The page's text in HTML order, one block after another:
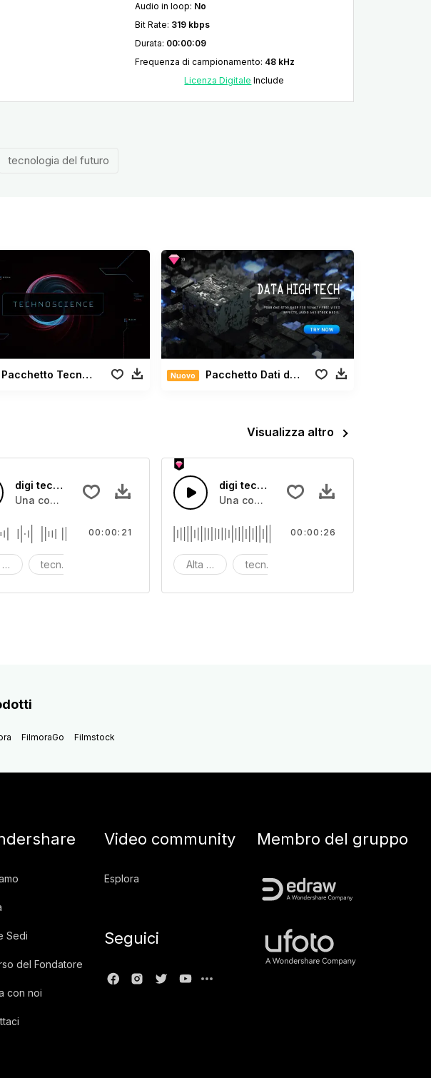
Audio in loop: No
Bit Rate: 319 kbps
Durata: 00:00:09
Frequenza di campionamento: 48 kHz
Licenza Digitale Include
tecnologia del futuro
Pacchetto Tecnoscienza Nuovo Pacchetto Dati di Alta Tecnologia
Visualizza altro
di alta tecnologia
digi tech 17
Una combinazione di suoni informatici di alta tecnologia
tecnologiatecnologia digitale
00:00:21
digi tech 16
Una combinazione di suoni informatici di
Alta tecnologiatecnologia digitale
00:00:26
FilmoraGo Filmstock
Sedi
del Fondatore
con noi
Video community
Esplora
Seguici
Membro del gruppo